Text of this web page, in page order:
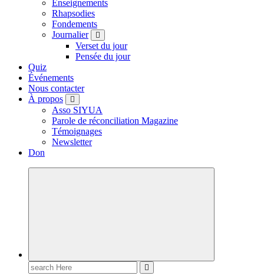
Enseignements
Rhapsodies
Fondements
Journalier
Verset du jour
Pensée du jour
Quiz
Événements
Nous contacter
À propos
Asso SIYUA
Parole de réconciliation Magazine
Témoignages
Newsletter
Don